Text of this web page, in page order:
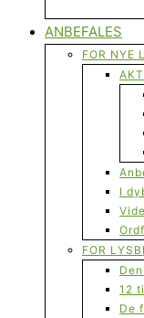
ANBEFALES
FOR NYE
I
FOR
12
De